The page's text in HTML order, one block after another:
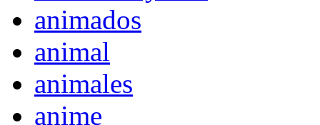
animados
animal
animales
anime